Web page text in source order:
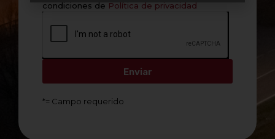
condiciones de Política de privacidad
Enviar
*= Campo requerido